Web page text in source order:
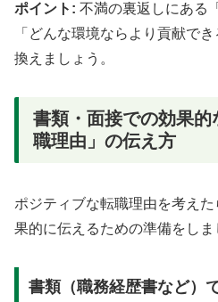
ポイント: 不満の裏返しにある
「どんな環境ならより貢献で
換えましょう。
書類・面接での効果
職理由」の伝え方
ポジティブな転職理由を考え
果的に伝えるための準備をしま
書類（職務経歴書など）